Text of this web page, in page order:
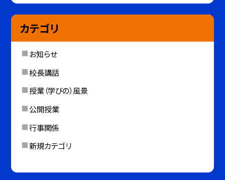
カテゴリ
お知らせ
校長講話
授業（学びの）風景
公開授業
行事関係
新規カテゴリ